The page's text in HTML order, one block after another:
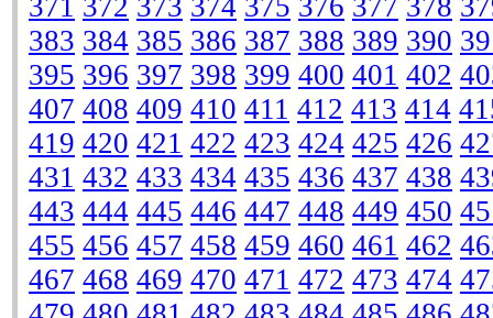
371 372 373 374 375 376 377 378
383 384 385 386 387 388 389 390
395 396 397 398 399 400 401 402
407 408 409 410 411 412 413 414
419 420 421 422 423 424 425 426
431 432 433 434 435 436 437 438
443 444 445 446 447 448 449 450
455 456 457 458 459 460 461 462
467 468 469 470 471 472 473 474